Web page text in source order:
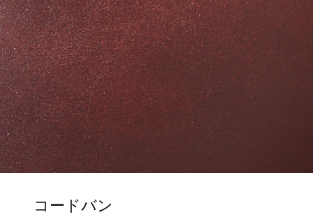
コードバン